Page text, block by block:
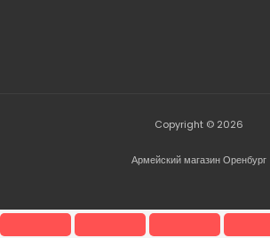
Copyright © 2026
Армейский магазин Оренбург